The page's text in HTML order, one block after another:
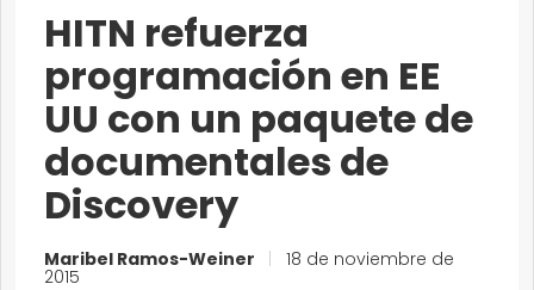
HITN refuerza
programación en EE
UU con un paquete de
documentales de
Discovery
Maribel Ramos-Weiner 18 de noviembre de
2015